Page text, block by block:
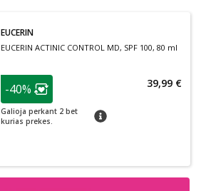
EUCERIN
EUCERIN ACTINIC CONTROL MD, SPF 100, 80 ml
patarimas
Lojalumo klubo narių nuolaida
-40%
Galioja perkant 2 bet
kurias prekes.
patarimas
39,99 €